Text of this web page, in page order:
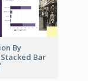
By
Bar